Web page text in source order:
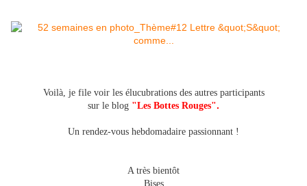
Voilà, je file voir les élucubrations des autres participants
sur le blog "Les Bottes Rouges".
Un rendez-vous hebdomadaire passionnant !
A très bientôt
Bises